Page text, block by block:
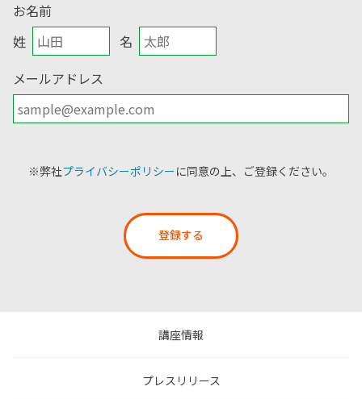
お名前
姓
名
メールアドレス
※弊社プライバシーポリシーに同意の上、ご登録ください。
登録する
講座情報
プレスリリース